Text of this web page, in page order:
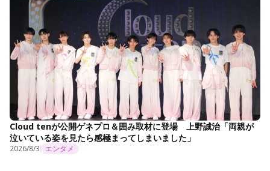
Cloud tenが公開ゲネプロ＆囲み取材に登場 上野誠治「両親が
泣いている姿を見たら感極まってしまいました」
2026/8/3 エンタメ